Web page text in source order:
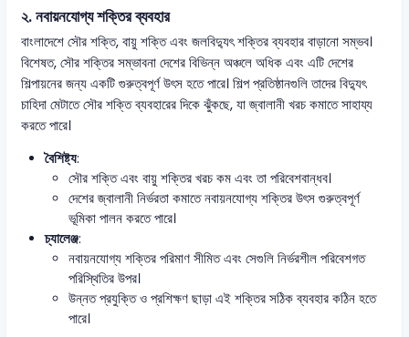
২. নবায়নযোগ্য শক্তির ব্যবহার
বাংলাদেশে সৌর শক্তি, বায়ু শক্তি এবং জলবিদ্যুৎ শক্তির ব্যবহার বাড়ানো সম্ভব।
বিশেষত, সৌর শক্তির সম্ভাবনা দেশের বিভিন্ন অঞ্চলে অধিক এবং এটি দেশের
শিল্পায়নের জন্য একটি গুরুত্বপূর্ণ উৎস হতে পারে। শিল্প প্রতিষ্ঠানগুলি তাদের বিদ্যুৎ
চাহিদা মেটাতে সৌর শক্তি ব্যবহারের দিকে ঝুঁকছে, যা জ্বালানী খরচ কমাতে সাহায্য
করতে পারে।
বৈশিষ্ট্য:
সৌর শক্তি এবং বায়ু শক্তির খরচ কম এবং তা পরিবেশবান্ধব।
দেশের জ্বালানী নির্ভরতা কমাতে নবায়নযোগ্য শক্তির উৎস গুরুত্বপূর্ণ
ভূমিকা পালন করতে পারে।
চ্যালেঞ্জ:
নবায়নযোগ্য শক্তির পরিমাণ সীমিত এবং সেগুলি নির্ভরশীল পরিবেশগত
পরিস্থিতির উপর।
উন্নত প্রযুক্তি ও প্রশিক্ষণ ছাড়া এই শক্তির সঠিক ব্যবহার কঠিন হতে
পারে।